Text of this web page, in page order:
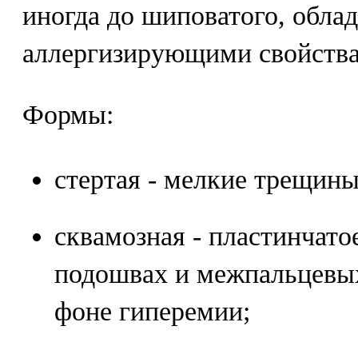
иногда до шиповатого,
аллергизирующими
Формы:
стертая - мелкие
сквамозная -
подошвах и
фоне гиперемии;